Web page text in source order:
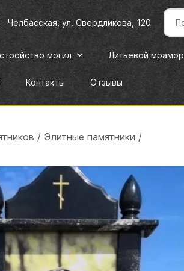
Челбасская, ул. Свердликова, 120
могил Литьевой мрамор
Контакты Отзывы
/ Элитные памятники /